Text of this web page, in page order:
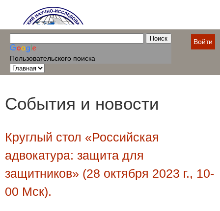
Пользовательского поиска
Войти
События и новости
Круглый стол «Российская
адвокатура: защита для
защитников» (28 октября 2023 г., 10-
00 Мск).